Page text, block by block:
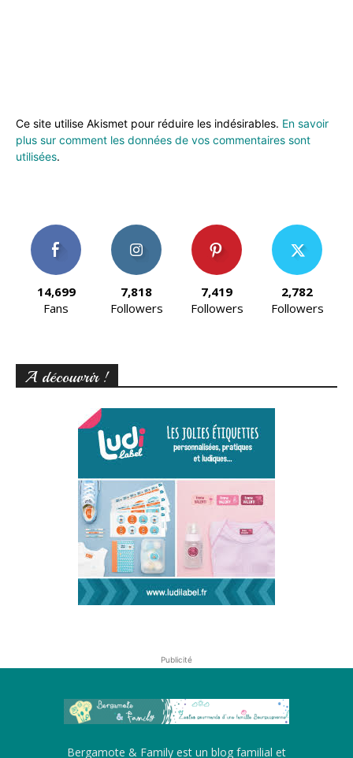
Ce site utilise Akismet pour réduire les indésirables. En savoir
plus sur comment les données de vos commentaires sont
utilisées.
14,699
Fans
7,818
Followers
7,419
Followers
2,782
Followers
A découvrir !
Publicité
Bergamote & Family est un blog familial et